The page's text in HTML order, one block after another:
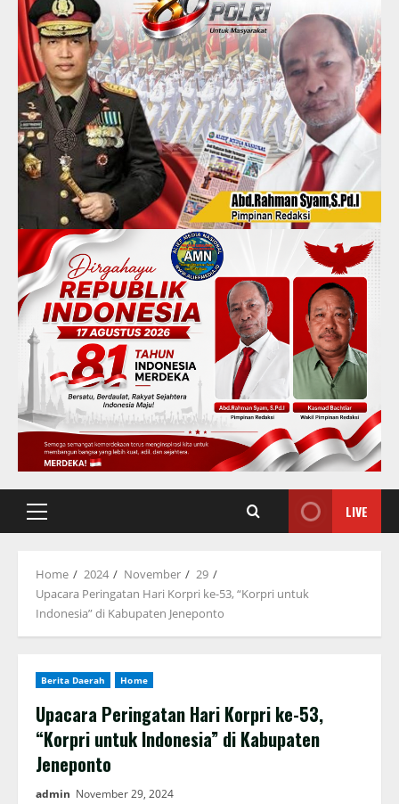
Primary
LIVE
Home 2024 November
29
Upacara Peringatan Hari Korpri ke-53, “Korpri untuk
Indonesia” di Kabupaten Jeneponto
Berita Daerah Home
Upacara Peringatan Hari Korpri ke-53,
“Korpri untuk Indonesia” di Kabupaten
Jeneponto
admin November 29, 2024